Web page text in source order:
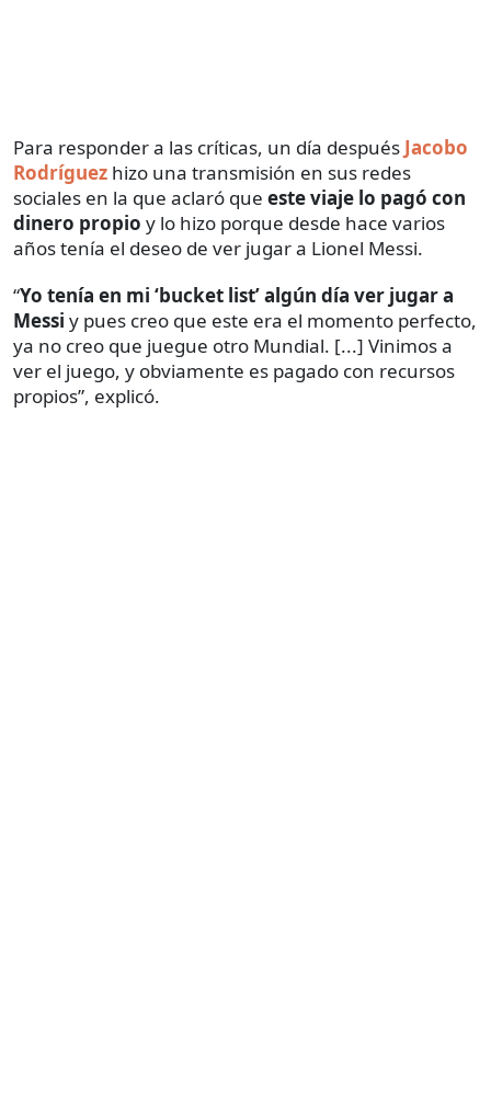
Para responder a las críticas, un día después Jacobo
Rodríguez hizo una transmisión en sus redes
sociales en la que aclaró que este viaje lo pagó con
dinero propio y lo hizo porque desde hace varios
años tenía el deseo de ver jugar a Lionel Messi.
“Yo tenía en mi ‘bucket list’ algún día ver jugar a
Messi y pues creo que este era el momento perfecto,
ya no creo que juegue otro Mundial. [...] Vinimos a
ver el juego, y obviamente es pagado con recursos
propios”, explicó.